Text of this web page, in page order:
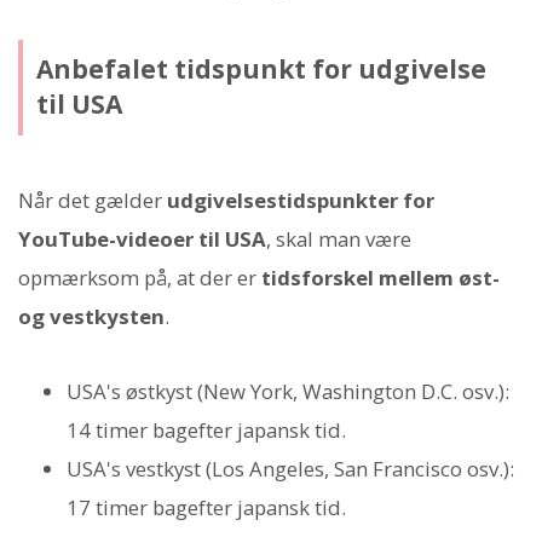
Anbefalet tidspunkt for udgivelse
til USA
Når det gælder udgivelsestidspunkter for
YouTube-videoer til USA, skal man være
opmærksom på, at der er tidsforskel mellem øst-
og vestkysten.
USA's østkyst (New York, Washington D.C. osv.):
14 timer bagefter japansk tid.
USA's vestkyst (Los Angeles, San Francisco osv.):
17 timer bagefter japansk tid.